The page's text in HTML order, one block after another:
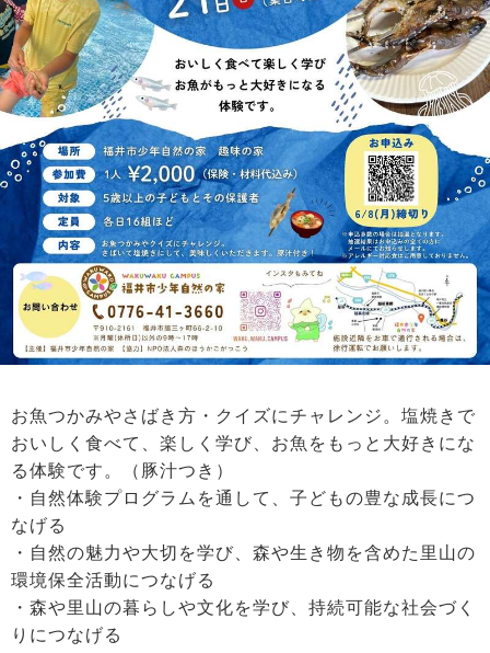
お魚つかみやさばき方・クイズにチャレンジ。塩焼きで
おいしく食べて、楽しく学び、お魚をもっと大好きにな
る体験です。（豚汁つき）
・自然体験プログラムを通して、子どもの豊な成長につ
なげる
・自然の魅力や大切を学び、森や生き物を含めた里山の
環境保全活動につなげる
・森や里山の暮らしや文化を学び、持続可能な社会づく
りにつなげる